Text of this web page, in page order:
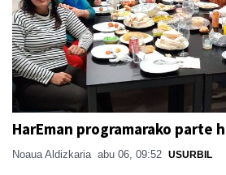
HarEman programarako parte
Noaua Aldizkaria abu 06, 09:52 USURBIL